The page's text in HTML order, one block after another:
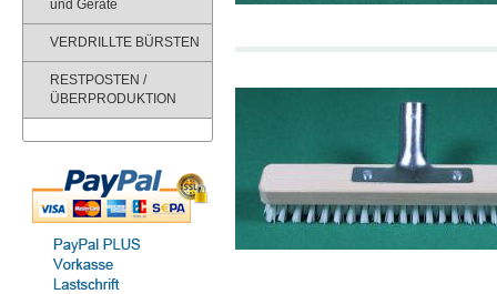
und Geräte
VERDRILLTE BÜRSTEN
RESTPOSTEN /
ÜBERPRODUKTION